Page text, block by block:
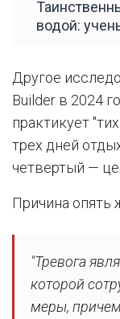
водой:
Другое
Builder в 2024
практикует
трех дней
четвертый —
Причина опять
"Тревога
которой
меры,